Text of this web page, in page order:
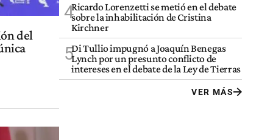
del
4Ricardo Lorenzetti se metió en el debate
sobre la inhabilitación de Cristina
Kirchner
5Di Tullio impugnó a Joaquín Benegas
Lynch por un presunto conflicto de
intereses en el debate de la Ley de Tierras
VER MÁS